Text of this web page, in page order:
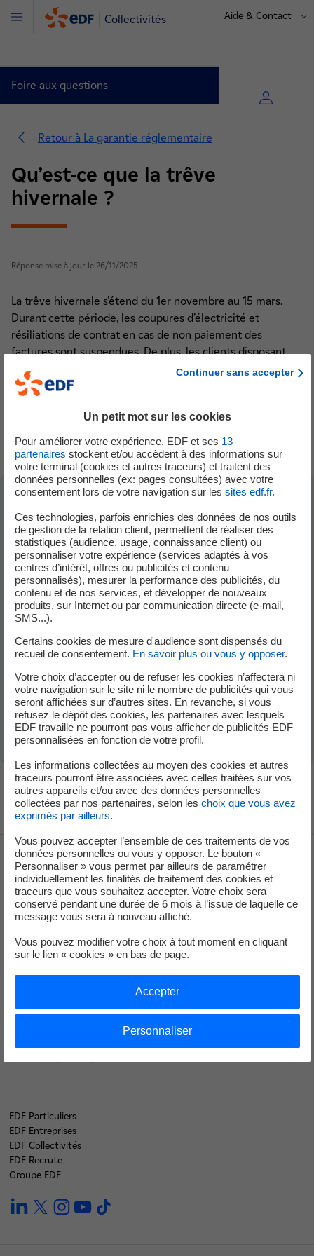
Collectivités Aide & Contact
Menu
Foire aux questions
Mobilité électrique (3)
Éclairage public (2)
La garantie réglementaire (4)
Retour à La garantie réglementaire
Qu’est-ce que la trêve
hivernale ?
Réponse mise à jour le 26/11/2025
La trêve hivernale s’étend du 1er novembre au 15 mars.
Durant cette période, les coupures d’électricité et
résiliations de contrat en cas de non paiement des
factures sont suspendues. De plus, les clients disposant
des tarifs sociaux bénéficient du maintien de la puissance
souscrite au cours de cette trêve.
En savoir plus sur la garantie réglementaire EDF
Dans la même sous-catégorie "La garantie
réglementaire"
A quoi sert le chèque énergie ?
Comment fonctionne la garantie réglementaire
EDF ?
Qui peut bénéficier du TPN (Tarif de Première
Nécessité) ?
Voir le fil d'ariane
Haut de page
Collectivités
Nos labels
EDF Particuliers
EDF Entreprises
EDF Collectivités
EDF Recrute
Groupe EDF
linkedintwitterinstagramyoutube
Continuer sans accepter
Un petit mot sur les cookies
Pour améliorer votre expérience, EDF et ses 13
partenaires stockent et/ou accèdent à des informations sur
votre terminal (cookies et autres traceurs) et traitent des
données personnelles (ex: pages consultées) avec votre
consentement lors de votre navigation sur les sites edf.fr.
Ces technologies, parfois enrichies des données de nos outils
de gestion de la relation client, permettent de réaliser des
statistiques (audience, usage, connaissance client) ou
personnaliser votre expérience (services adaptés à vos
centres d’intérêt, offres ou publicités et contenu
personnalisés), mesurer la performance des publicités, du
contenu et de nos services, et développer de nouveaux
produits, sur Internet ou par communication directe (e-mail,
SMS...).
Certains cookies de mesure d'audience sont dispensés du
recueil de consentement. En savoir plus ou vous y opposer.
Votre choix d’accepter ou de refuser les cookies n’affectera ni
votre navigation sur le site ni le nombre de publicités qui vous
seront affichées sur d’autres sites. En revanche, si vous
refusez le dépôt des cookies, les partenaires avec lesquels
EDF travaille ne pourront pas vous afficher de publicités EDF
personnalisées en fonction de votre profil.
Les informations collectées au moyen des cookies et autres
traceurs pourront être associées avec celles traitées sur vos
autres appareils et/ou avec des données personnelles
collectées par nos partenaires, selon les choix que vous avez
exprimés par ailleurs.
Vous pouvez accepter l’ensemble de ces traitements de vos
données personnelles ou vous y opposer. Le bouton «
Personnaliser » vous permet par ailleurs de paramétrer
individuellement les finalités de traitement des cookies et
traceurs que vous souhaitez accepter. Votre choix sera
conservé pendant une durée de 6 mois à l’issue de laquelle ce
message vous sera à nouveau affiché.
Vous pouvez modifier votre choix à tout moment en cliquant
sur le lien « cookies » en bas de page.
Personnaliser
Accepter